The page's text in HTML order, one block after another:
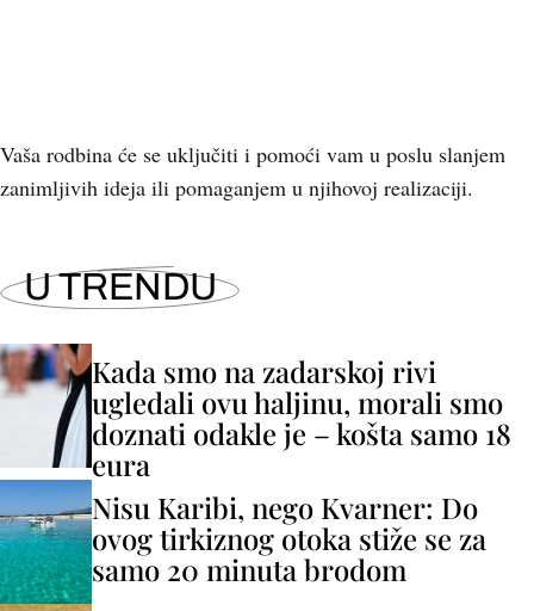
Vaša rodbina će se uključiti i pomoći vam u poslu slanjem
zanimljivih ideja ili pomaganjem u njihovoj realizaciji.
U TRENDU
Kada smo na zadarskoj rivi
ugledali ovu haljinu, morali smo
doznati odakle je – košta samo 18
eura
Nisu Karibi, nego Kvarner: Do
ovog tirkiznog otoka stiže se za
samo 20 minuta brodom